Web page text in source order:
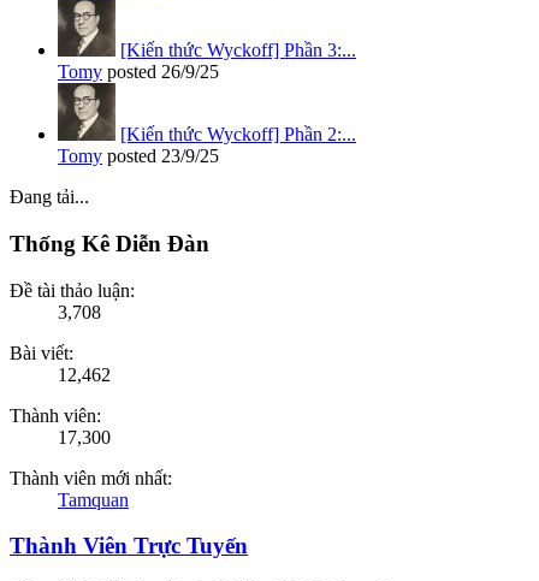
[Kiến thức Wyckoff] Phần 3:...
Tomy posted 26/9/25
[Kiến thức Wyckoff] Phần 2:...
Tomy posted 23/9/25
Đang tải...
Thống Kê Diễn Đàn
Đề tài thảo luận:
3,708
Bài viết:
12,462
Thành viên:
17,300
Thành viên mới nhất:
Tamquan
Thành Viên Trực Tuyến